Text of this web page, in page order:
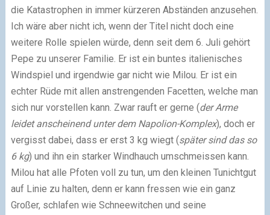
die Katastrophen in immer kürzeren Abständen anzusehen.
Ich wäre aber nicht ich, wenn der Titel nicht doch eine
weitere Rolle spielen würde, denn seit dem 6. Juli gehört
Pepe zu unserer Familie. Er ist ein buntes italienisches
Windspiel und irgendwie gar nicht wie Milou. Er ist ein
echter Rüde mit allen anstrengenden Facetten, welche man
sich nur vorstellen kann. Zwar rauft er gerne (der Arme
leidet anscheinend unter dem Napolion-Komplex), doch er
vergisst dabei, dass er erst 3 kg wiegt (später sind das so
6 kg) und ihn ein starker Windhauch umschmeissen kann.
Milou hat alle Pfoten voll zu tun, um den kleinen Tunichtgut
auf Linie zu halten, denn er kann fressen wie ein ganz
Großer, schlafen wie Schneewitchen und seine